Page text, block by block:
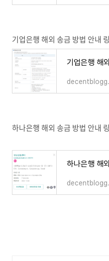
기업은행 해외 송금 방법 안내
하나은행 해외 송금 방법 안내